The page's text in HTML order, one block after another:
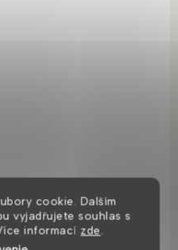
cookie. Dalším
vyjadřujete souhlas s
informací zde.